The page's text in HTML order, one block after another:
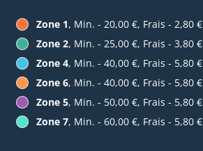
Zone 1, Min. - 20,00 €, Frais - 2,80 €
Zone 2, Min. - 25,00 €, Frais - 3,80 €
Zone 4, Min. - 40,00 €, Frais - 5,80 €
Zone 6, Min. - 40,00 €, Frais - 5,80 €
Zone 5, Min. - 50,00 €, Frais - 5,80 €
Zone 7, Min. - 60,00 €, Frais - 5,80 €